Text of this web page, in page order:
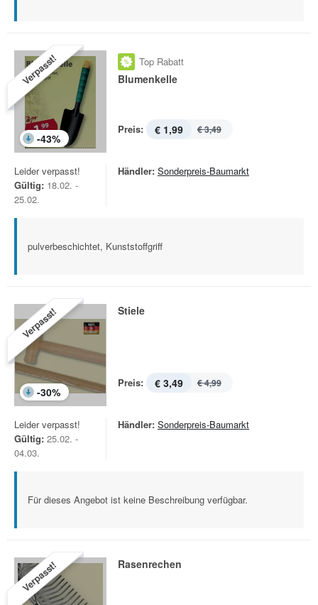
Verpasst!
-43%
Top Rabatt
Blumenkelle
Preis: € 1,99 € 3,49
Leider verpasst!
Gültig: 18.02. -
25.02.
Händler: Sonderpreis-Baumarkt
pulverbeschichtet, Kunststoffgriff
Verpasst!
-30%
Stiele
Preis: € 3,49 € 4,99
Leider verpasst!
Gültig: 25.02. -
04.03.
Händler: Sonderpreis-Baumarkt
Für dieses Angebot ist keine Beschreibung verfügbar.
Verpasst! Rasenrechen